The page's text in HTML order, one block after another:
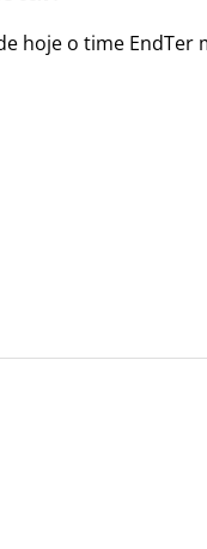
hoje o time